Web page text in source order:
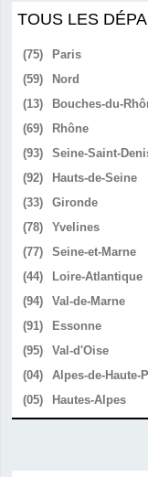
TOUS LES
(75)
Paris
(59)
Nord
(13)
Bouches-du-
(69)
Rhône
(93)
Seine-Saint-
(92)
Hauts-de-Seine
(33)
Gironde
(78)
Yvelines
(77)
Seine-et-Marne
(44)
Loire-Atlantique
(94)
Val-de-Marne
(91)
Essonne
(95)
Val-d'Oise
(04)
Alpes-de-Haute-
(05)
Hautes-Alpes